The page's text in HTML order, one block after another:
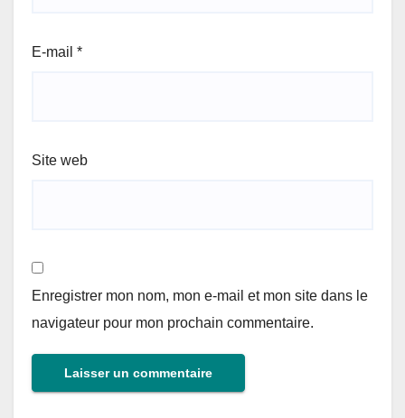
E-mail *
Site web
Enregistrer mon nom, mon e-mail et mon site dans le
navigateur pour mon prochain commentaire.